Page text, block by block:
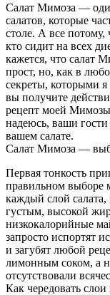
Салат Мимоза —
салатов, которые
столе. А все потому,
кто сидит на всех
кажется, что салат
прост, но, как в
секреты, которыми
вы получите
рецепт моей Мимозы
надеюсь, ваши
вашем салате.
Салат Мимоза —
Первая тонкость
правильном выборе
каждый слой
густым, высокой
низкокалорийные
запросто испортят
и загубят любой
лимонным соком, а
отсутствовали
Как чередовать